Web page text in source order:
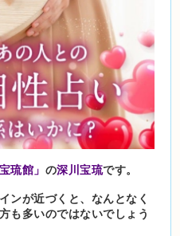
琉館」 の深川宝琉です。
ンが近づくと、なんとなく
も多いのではないでしょう